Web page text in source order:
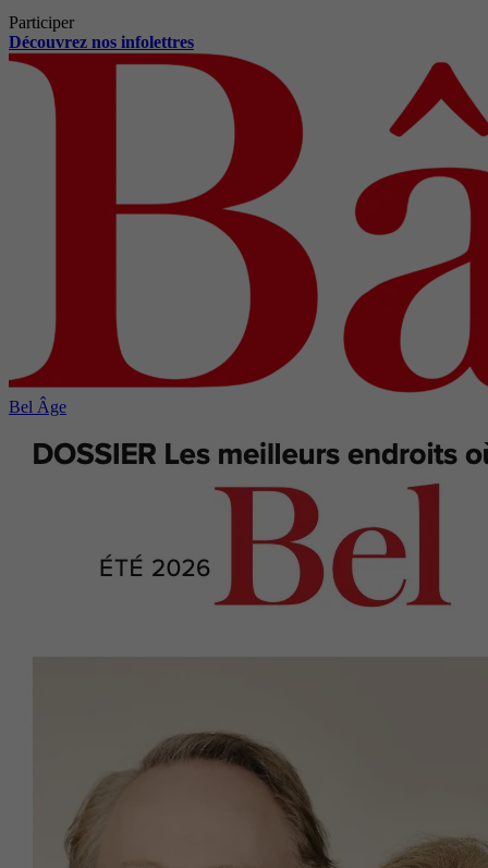
Participer
Découvrez nos infolettres
Bel Âge